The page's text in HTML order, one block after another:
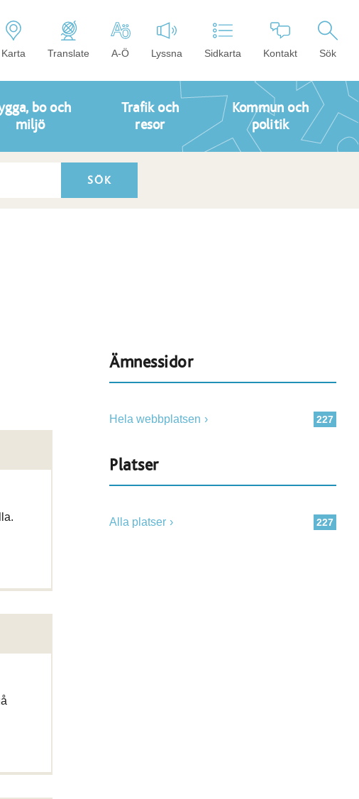
Karta Translate A-Ö Lyssna Sidkarta Kontakt Sök
bo och
miljö
Trafik och
resor
Kommun och
politik
Ämnessidor
227
Hela webbplatsen
Platser
227
Alla platser